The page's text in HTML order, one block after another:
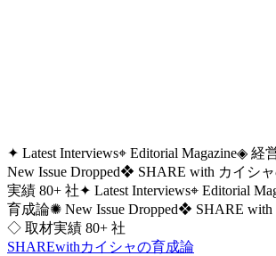
✦ Latest Interviews⌖ Editorial Magazine◈ 経
New Issue Dropped❖ SHARE with カイシ
実績 80+ 社✦ Latest Interviews⌖ Editorial
育成論✺ New Issue Dropped❖ SHARE with
◇ 取材実績 80+ 社
SHAREwithカイシャの育成論